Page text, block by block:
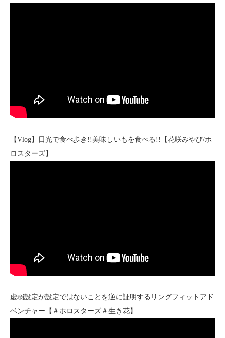
【Vlog】日光で食べ歩き!!美味しいもを食べる!!【花咲みやび/ホ
ロスターズ】
虚弱設定が設定ではないことを逆に証明するリングフィットアド
ベンチャー【＃ホロスターズ＃生き花】